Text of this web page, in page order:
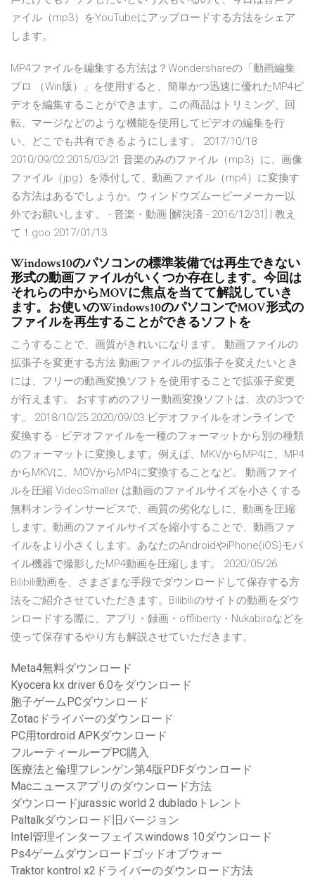
ァイル（mp3）をYouTubeにアップロードする方法をシェア
します。
MP4ファイルを編集する方法は？Wondershareの「動画編集
プロ （Win版）」を使用すると、簡単かつ迅速に優れたMP4ビ
デオを編集することができます。この商品はトリミング、回
転、マージなどのような機能を使用してビデオの編集を行
い、どこでも共有できるようにします。 2017/10/18
2010/09/02 2015/03/21 音楽のみのファイル（mp3）に、画像
ファイル（jpg）を添付して、動画ファイル（mp4）に変換す
る方法はあるでしょうか。ウィンドウズムービーメーカー以
外でお願いします。 - 音楽・動画 [解決済 - 2016/12/31] | 教え
て！goo 2017/01/13
Windows10のパソコンの標準装備では再生できない
形式の動画ファイルがいくつか存在します。今回は
それらの中からMOVに焦点を当てて解説していき
ます。お使いのWindows10のパソコンでMOV形式の
ファイルを再生することができるソフトを
こうすることで、画質がきれいになります。 動画ファイルの
拡張子を変更する方法 動画ファイルの拡張子を変えたいとき
には、フリーの動画変換ソフトを使用することで拡張子変更
が行えます。 おすすめのフリー動画変換ソフトは、次の3つで
す。 2018/10/25 2020/09/03 ビデオファイルをオンラインで
変換する - ビデオファイルを一種のフォーマットから別の種類
のフォーマットに変換します。例えば、MKVからMP4に、MP4
からMKVに、MOVからMP4に変換することなど。 動画ファイ
ルを圧縮 VideoSmaller は動画のファイルサイズを小さくする
無料オンラインサービスで、画質の劣化なしに、動画を圧縮
します。動画のファイルサイズを縮小することで、動画ファ
イルをより小さくします。あなたのAndroidやiPhone(iOS)モバ
イル機器で撮影したMP4動画を圧縮します。 2020/05/26
Bilibili動画を、さまざまな手段でダウンロードして保存する方
法をご紹介させていただきます。Bilibiliのサイトの動画をダウ
ンロードする際に、アプリ・録画・offliberty・Nukabiraなどを
使って保存するやり方も解説させていただきます。
Meta4無料ダウンロード
Kyocera kx driver 6.0をダウンロード
胞子ゲームPCダウンロード
Zotacドライバーのダウンロード
PC用tordroid APKダウンロード
フルーティーループPC購入
医療法と倫理フレンゲン第4版PDFダウンロード
Macニュースアプリのダウンロード方法
ダウンロードjurassic world 2 dubladoトレント
Paltalkダウンロード旧バージョン
Intel管理インターフェイスwindows 10ダウンロード
Ps4ゲームダウンロードゴッドオブウォー
Traktor kontrol x2ドライバーのダウンロード方法